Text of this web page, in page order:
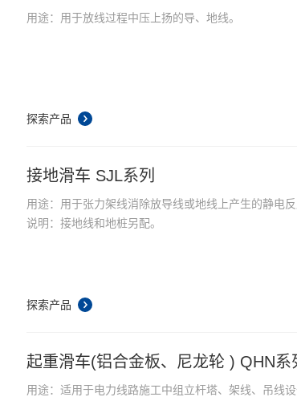
用途：用于放线过程中压上扬的导、地线。
探索产品
接地滑车 SJL系列
用途：用于张力架线消除放导线或地线上产生的静电反
说明：接地线和地桩另配。
探索产品
起重滑车(铝合金板、尼龙轮 ) QHN系
用途：适用于电力线路施工中组立杆塔、架线、吊线设